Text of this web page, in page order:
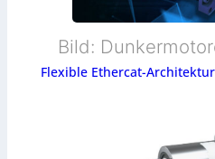
Bild:
Flexible Ethercat-Architektur